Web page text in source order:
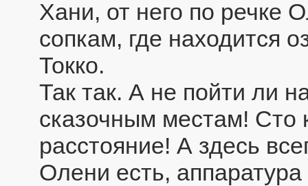
Хани, от него по речке
сопкам, где находится
Токко.
Так так. А не пойти ли
сказочным местам! Сто
расстояние! А здесь
Олени есть,